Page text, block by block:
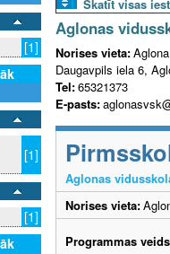
[1]
[1]
[1]
Skatīt visas
Aglonas
Norises vieta:Aglona
Daugavpils iela 6,
Tel:65321373
E-pasts:
Aglonas
Norises vieta:
Programmas